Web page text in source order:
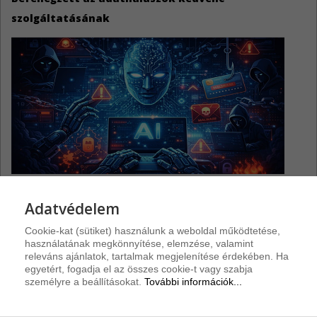
szolgáltatásának
Riasztások
3
Adatvédelem
Cookie-kat (sütiket) használunk a weboldal működtetése,
használatának megkönnyítése, elemzése, valamint
releváns ajánlatok, tartalmak megjelenítése érdekében. Ha
egyetért, fogadja el az összes cookie-t vagy szabja
személyre a beállításokat. További információk...